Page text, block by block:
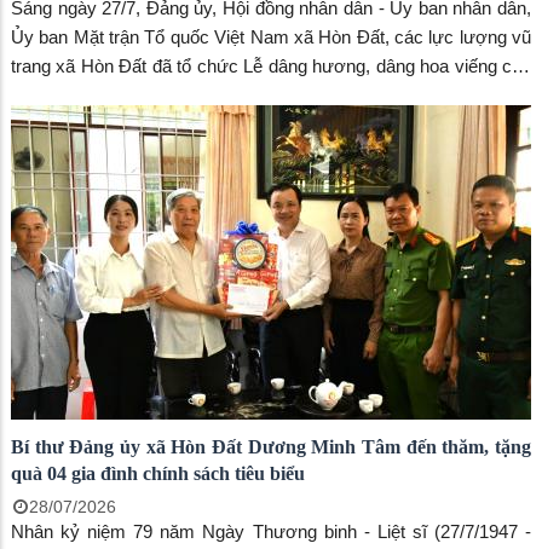
Sáng ngày 27/7, Đảng ủy, Hội đồng nhân dân - Ủy ban nhân dân,
Ủy ban Mặt trận Tổ quốc Việt Nam xã Hòn Đất, các lực lượng vũ
trang xã Hòn Đất đã tổ chức Lễ dâng hương, dâng hoa viếng các
năm Ngày Thương binh - Liệt sĩ (27/7/1947 - 27/7/2026).
Bí thư Đảng ủy xã Hòn Đất Dương Minh Tâm đến thăm, tặng
quà 04 gia đình chính sách tiêu biểu
28/07/2026
Nhân kỷ niệm 79 năm Ngày Thương binh - Liệt sĩ (27/7/1947 -